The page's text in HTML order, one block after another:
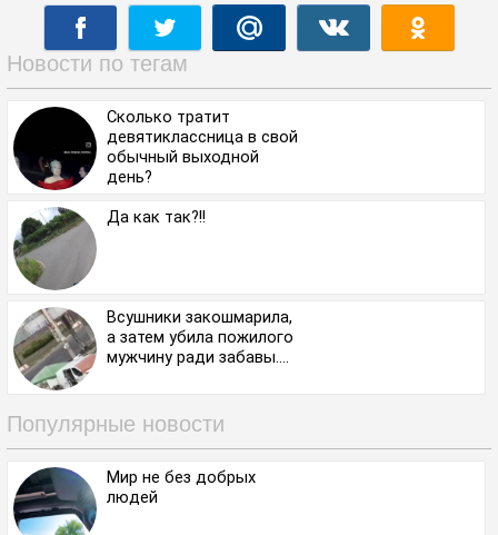
Новости по тегам
Сколько тратит
девятиклассница в свой
обычный выходной
день?
Да как так?!!
Всушники закошмарила,
а затем убила пожилого
мужчину ради забавы....
Популярные новости
Мир не без добрых
людей